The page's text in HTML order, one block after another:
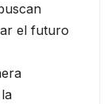
el futuro